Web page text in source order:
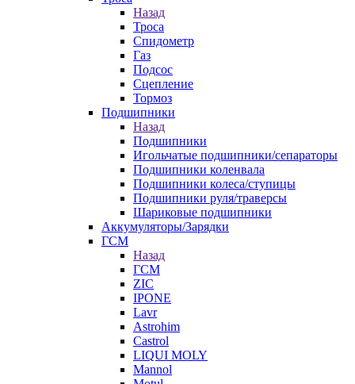
Назад
Троса
Спидометр
Газ
Подсос
Сцепление
Тормоз
Подшипники
Назад
Подшипники
Игольчатые подшипники/сепараторы
Подшипники коленвала
Подшипники колеса/ступицы
Подшипники руля/траверсы
Шариковые подшипники
Аккумуляторы/Зарядки
ГСМ
Назад
ГСМ
ZIC
IPONE
Lavr
Astrohim
Castrol
LIQUI MOLY
Mannol